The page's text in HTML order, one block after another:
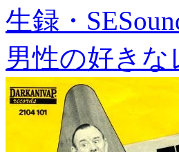
生録・SE
男性の好きな